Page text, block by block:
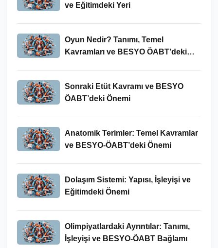
ve Eğitimdeki Yeri
Oyun Nedir? Tanımı, Temel
Kavramları ve BESYO ÖABT’deki
Sonraki Etüt Kavramı ve BESYO
ÖABT’deki Önemi
Anatomik Terimler: Temel Kavramlar
ve BESYO-ÖABT’deki Önemi
Dolaşım Sistemi: Yapısı, İşleyişi ve
Eğitimdeki Önemi
Olimpiyatlardaki Ayrıntılar: Tanımı,
İşleyişi ve BESYO-ÖABT Bağlamı